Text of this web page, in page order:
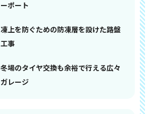
ーポート
凍上を防ぐための防凍層を設けた路盤
工事
冬場のタイヤ交換も余裕で行える広々
ガレージ